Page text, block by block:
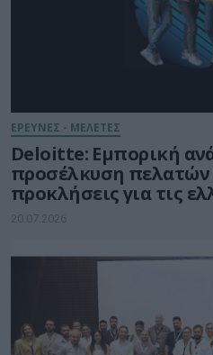
ΕΡΕΥΝΕΣ - ΜΕΛΕΤΕΣ
Deloitte: Εμπορική
προσέλκυση πελατών
προκλήσεις για τις
20.07.2026